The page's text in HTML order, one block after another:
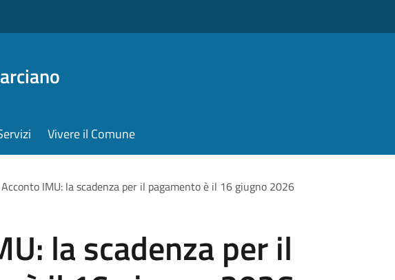
Vivere il Comune
Acconto IMU: la scadenza per il pagamento è il 16 giugno 2026
la scadenza per il